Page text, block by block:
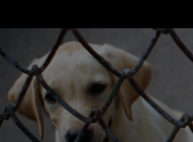
к
содержимому